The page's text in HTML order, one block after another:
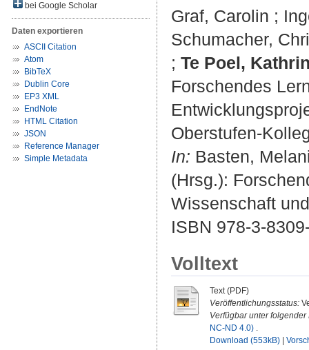
bei Google Scholar
Daten exportieren
ASCII Citation
Atom
BibTeX
Dublin Core
EP3 XML
EndNote
HTML Citation
JSON
Reference Manager
Simple Metadata
Graf, Carolin ;
Schumacher,
; Te Poel,
Forschendes
Oberstufen-
In: Basten,
(Hrsg.):
Wissenschaft
ISBN 978-3-
Volltext
Text (PDF)
Veröffentlichungsstatus:
Verfügbar unter folgender
NC-ND 4.0) .
Download (553kB)